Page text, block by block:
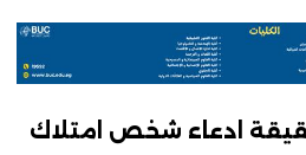
ادعاء شخص امتلاك